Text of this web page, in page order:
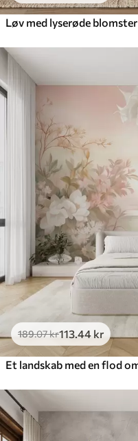
Løv med lyserøde blomster
189.07kr113 .44 kr